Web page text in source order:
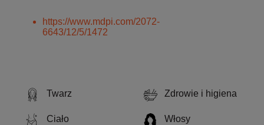
Twarz Zdrowie i higiena
Ciało Włosy
https://www.mdpi.com/2072-
6643/12/5/1472